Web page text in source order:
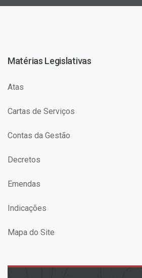
Matérias Legislativas
Atas
Cartas de Serviços
Contas da Gestão
Decretos
Emendas
Indicações
Mapa do Site